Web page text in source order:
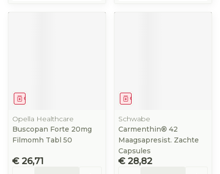
Geneesmiddel
Opella Healthcare
Buscopan Forte 20mg
Filmomh Tabl 50
€ 26,71
Geneesmiddel
Schwabe
Carmenthin® 42
Maagsapresist. Zachte
Capsules
€ 28,82